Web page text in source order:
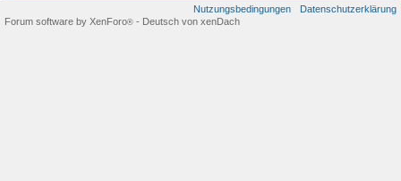
Nutzungsbedingungen
Datenschutzerklärung
Forum software by XenForo® - Deutsch von xenDach